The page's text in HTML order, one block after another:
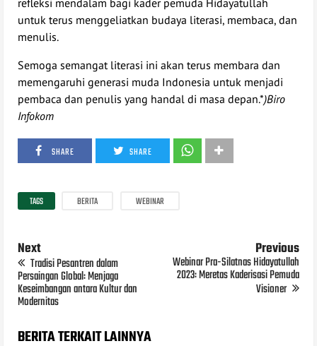
untuk terus menggeliatkan budaya literasi, membaca, dan
menulis.
Semoga semangat literasi ini akan terus membara dan
memengaruhi generasi muda Indonesia untuk menjadi
pembaca dan penulis yang handal di masa depan.*)Biro
Infokom
SHARE SHARE
TAGS BERITA WEBINAR
Next
Tradisi Pesantren dalam
Persaingan Global: Menjaga
Keseimbangan antara Kultur dan
Modernitas
Previous
Webinar Pra-Silatnas Hidayatullah
2023: Meretas Kaderisasi Pemuda
Visioner
BERITA TERKAIT LAINNYA